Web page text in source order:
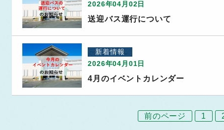
2026年04月02日
送迎バス運行について
新着情報
2026年04月01日
4月のイベントカレンダー
前のページ 1